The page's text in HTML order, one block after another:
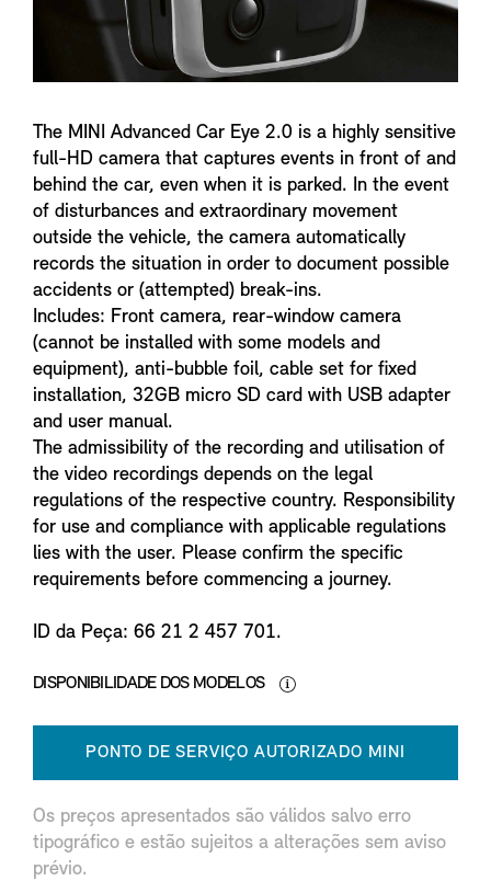
The MINI Advanced Car Eye 2.0 is a highly sensitive
full-HD camera that captures events in front of and
behind the car, even when it is parked. In the event
of disturbances and extraordinary movement
outside the vehicle, the camera automatically
records the situation in order to document possible
accidents or (attempted) break-ins.
Includes: Front camera, rear-window camera
(cannot be installed with some models and
equipment), anti-bubble foil, cable set for fixed
installation, 32GB micro SD card with USB adapter
and user manual.
The admissibility of the recording and utilisation of
the video recordings depends on the legal
regulations of the respective country. Responsibility
for use and compliance with applicable regulations
lies with the user. Please confirm the specific
requirements before commencing a journey.
ID da Peça: 66 21 2 457 701.
DISPONIBILIDADE DOS MODELOS
PONTO DE SERVIÇO AUTORIZADO MINI
Os preços apresentados são válidos salvo erro
tipográfico e estão sujeitos a alterações sem aviso
prévio.